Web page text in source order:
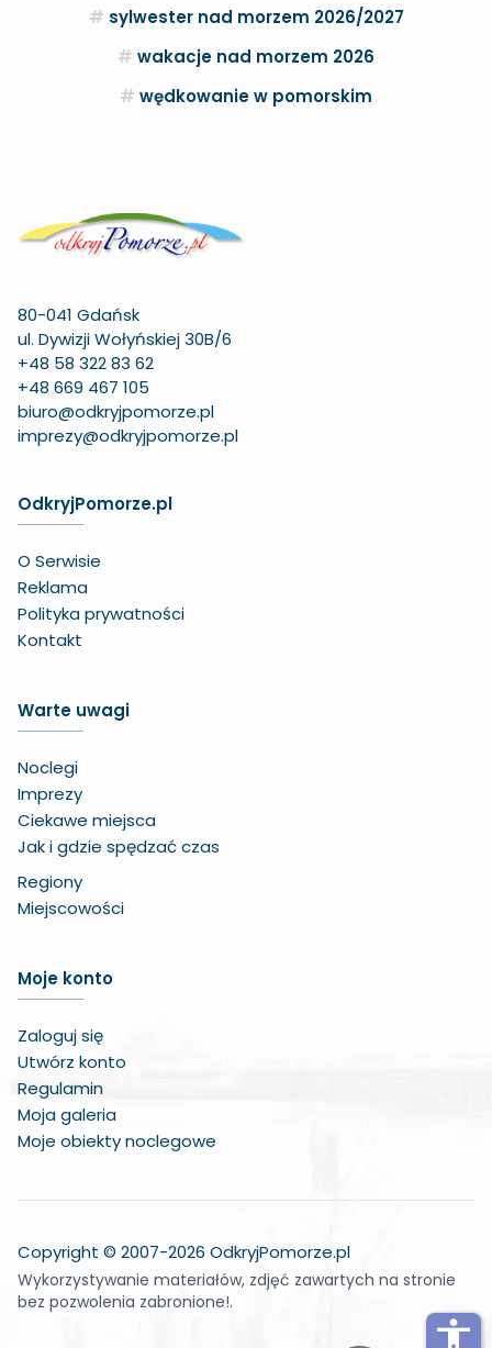
sylwester nad morzem 2026/2027
wakacje nad morzem 2026
wędkowanie w pomorskim
80-041 Gdańsk
ul. Dywizji Wołyńskiej 30B/6
+48 58 322 83 62
+48 669 467 105
biuro@odkryjpomorze.pl
imprezy@odkryjpomorze.pl
OdkryjPomorze.pl
O Serwisie
Reklama
Polityka prywatności
Kontakt
Warte uwagi
Noclegi
Imprezy
Ciekawe miejsca
Jak i gdzie spędzać czas
Regiony
Miejscowości
Moje konto
Zaloguj się
Utwórz konto
Regulamin
Moja galeria
Moje obiekty noclegowe
Copyright © 2007-2026 OdkryjPomorze.pl
Wykorzystywanie materiałów, zdjęć zawartych na stronie
bez pozwolenia zabronione!.
accessibility
Negatywne kolory
Wskaźnik do czytania